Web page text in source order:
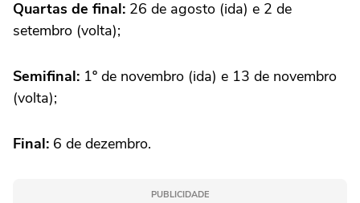
Quartas de final: 26 de agosto (ida) e 2 de
setembro (volta);
Semifinal: 1º de novembro (ida) e 13 de novembro
(volta);
Final: 6 de dezembro.
PUBLICIDADE